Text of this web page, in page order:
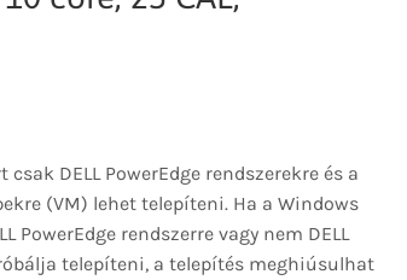
DELL PowerEdge rendszerekre és a
(VM) lehet telepíteni. Ha a Windows
PowerEdge rendszerre vagy nem DELL
telepíteni, a telepítés meghiúsulhat